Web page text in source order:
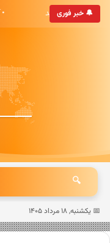
🔔 خبر فوری
هشت صبح خوش آمدید
🔍
📅 یکشنبه, ۱۸ مرداد ۱۴۰۵